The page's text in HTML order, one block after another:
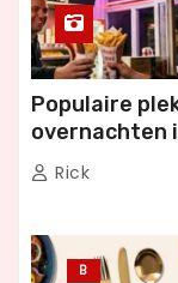
Populaire
overnachten
Rick
B